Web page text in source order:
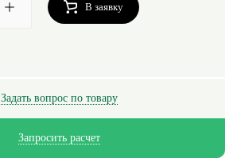
В заявку
Задать вопрос по товару
Запросить расчет